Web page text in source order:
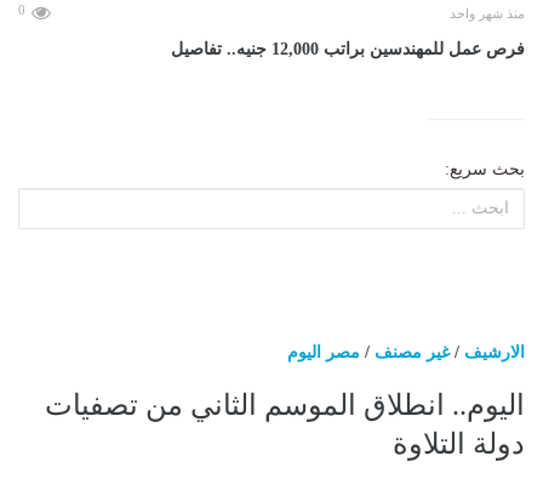
منذ شهر واحد 0
فرص عمل للمهندسين براتب 12,000 جنيه.. تفاصيل
بحث سريع:
الارشيف /غير مصنف / مصر اليوم
اليوم.. انطلاق الموسم الثاني من تصفيات
دولة التلاوة